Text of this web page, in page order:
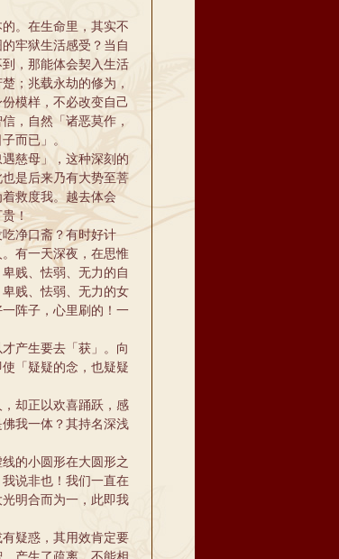
。在生命里，其实不
牢狱生活感受？当自
，那能体会契入生活
；兆载永劫的修为，
模样，不必改变自己
，自然「诸恶莫作，
而已」。
慈母」，这种深刻的
是后来乃有大势至菩
救度我。越去体会
贵！
净口斋？有时好计
有一天深夜，在思惟
贱、怯弱、无力的自
贱、怯弱、无力的女
阵子，心里刷的！一
产生要去「获」。向
「疑疑的念，也疑疑
却正以欢喜踊跃，感
我一体？其持名深浅
的小圆形在大圆形之
说非也！我们一直在
明合而为一，此即我
疑惑，其用效肯定要